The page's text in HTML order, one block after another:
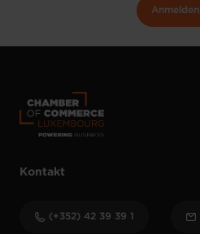
Anmelden
Kontakt
(+352) 42 39 39 1